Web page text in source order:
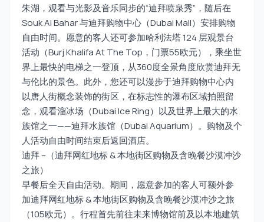
朱湖，观看与光影及音乐同步的“迪拜喷泉秀”，随后在
Souk Al Bahar 与迪拜购物中心（Dubai Mall）安排购物
自由时间。愿意的客人还可参加哈利法塔 124 层观景台
活动（Burj Khalifa At The Top，门票55欧元），乘坐世
界上最快的电梯之一登顶，从360度全景角度欣赏迪拜无
与伦比的景色。此外，您还可以漫步于迪拜购物中心内
以唐人街概念装饰的街区，在标志性的瀑布区域拍照留
念，观看溜冰场（Dubai Ice Ring）以及世界上最大的水
族馆之一——迪拜水族馆（Dubai Aquarium）。购物及个
人活动自由时间结束后返回酒店。
迪拜 –（迪拜网红地标 & 本地街区购物及含晚餐沙漠冲沙
之旅）
早餐后全天自由活动。期间，愿意参加的客人可额外参
加迪拜网红地标 & 本地街区购物及含晚餐沙漠冲沙之旅
（105欧元）。行程首先前往未来博物馆前及以本地建筑